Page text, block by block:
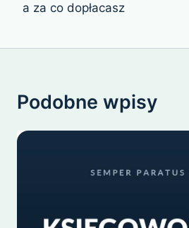
a za co dopłacasz
Podobne wpisy